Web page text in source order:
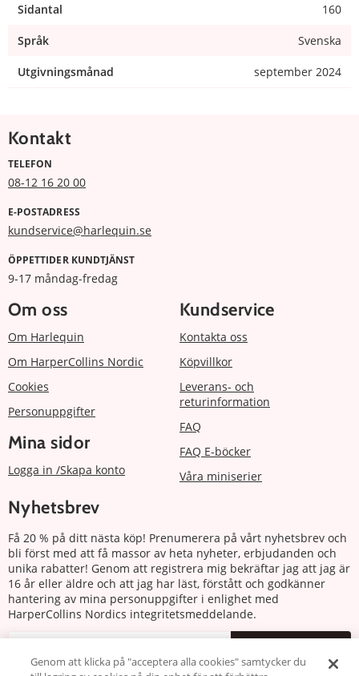
Sidantal 160
Språk Svenska
Utgivningsmånad september 2024
Kontakt
TELEFON
08-12 16 20 00
E-POSTADRESS
kundservice@harlequin.se
ÖPPETTIDER KUNDTJÄNST
9-17 måndag-fredag
Om oss
Om Harlequin
Om HarperCollins Nordic
Cookies
Personuppgifter
Mina sidor
Logga in /Skapa konto
Kundservice
Kontakta oss
Köpvillkor
Leverans- och
returinformation
FAQ
FAQ E-böcker
Våra miniserier
Nyhetsbrev
Få 20 % på ditt nästa köp! Prenumerera på vårt nyhetsbrev och
bli först med att få massor av heta nyheter, erbjudanden och
unika rabatter! Genom att registrera mig bekräftar jag att jag är
16 år eller äldre och att jag har läst, förstått och godkänner
hantering av mina personuppgifter i enlighet med
HarperCollins Nordics integritetsmeddelande.
Genom att klicka på "acceptera alla cookies" samtycker du